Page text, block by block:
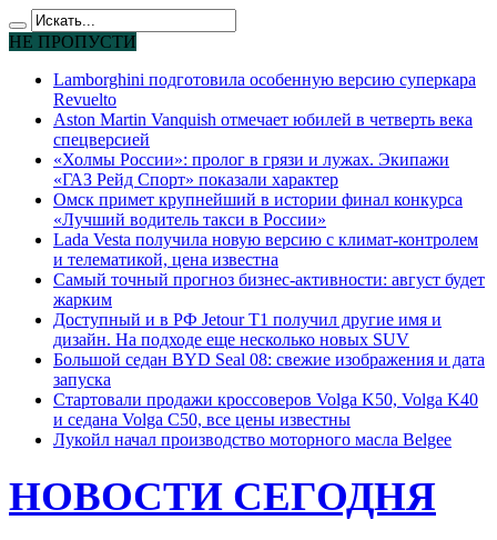
НЕ ПРОПУСТИ
Lamborghini подготовила особенную версию суперкара
Revuelto
Aston Martin Vanquish отмечает юбилей в четверть века
спецверсией
«Холмы России»: пролог в грязи и лужах. Экипажи
«ГАЗ Рейд Спорт» показали характер
Омск примет крупнейший в истории финал конкурса
«Лучший водитель такси в России»
Lada Vesta получила новую версию с климат-контролем
и телематикой, цена известна
Самый точный прогноз бизнес-активности: август будет
жарким
Доступный и в РФ Jetour T1 получил другие имя и
дизайн. На подходе еще несколько новых SUV
Большой седан BYD Seal 08: свежие изображения и дата
запуска
Стартовали продажи кроссоверов Volga K50, Volga K40
и седана Volga C50, все цены известны
Лукойл начал производство моторного масла Belgee
НОВОСТИ СЕГОДНЯ